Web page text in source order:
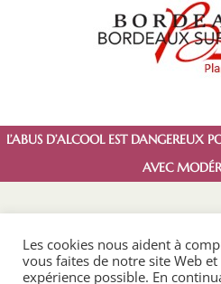
L’ABUS D’ALCOOL EST DANGEREUX
AVEC
Les cookies nous aident à
vous faites de notre site Web
expérience possible. En